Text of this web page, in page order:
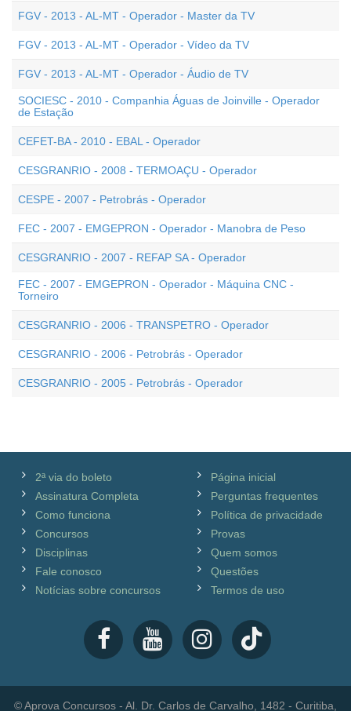
FGV - 2013 - AL-MT - Operador - Master da TV
FGV - 2013 - AL-MT - Operador - Vídeo da TV
FGV - 2013 - AL-MT - Operador - Áudio de TV
SOCIESC - 2010 - Companhia Águas de Joinville - Operador
de Estação
CEFET-BA - 2010 - EBAL - Operador
CESGRANRIO - 2008 - TERMOAÇU - Operador
CESPE - 2007 - Petrobrás - Operador
FEC - 2007 - EMGEPRON - Operador - Manobra de Peso
CESGRANRIO - 2007 - REFAP SA - Operador
FEC - 2007 - EMGEPRON - Operador - Máquina CNC -
Torneiro
CESGRANRIO - 2006 - TRANSPETRO - Operador
CESGRANRIO - 2006 - Petrobrás - Operador
CESGRANRIO - 2005 - Petrobrás - Operador
2ª via do boleto
Assinatura Completa
Como funciona
Concursos
Disciplinas
Fale conosco
Notícias sobre concursos
Página inicial
Perguntas frequentes
Política de privacidade
Provas
Quem somos
Questões
Termos de uso
© Aprova Concursos - Al. Dr. Carlos de Carvalho, 1482 - Curitiba,